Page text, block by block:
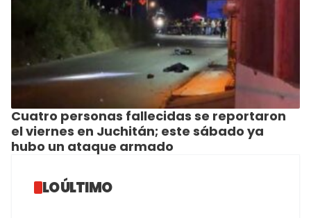
Cuatro personas fallecidas se reportaron
el viernes en Juchitán; este sábado ya
hubo un ataque armado
LO ÚLTIMO